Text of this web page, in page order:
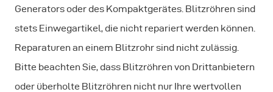
Generators oder des Kompaktgerätes. Blitzröhren sind
stets Einwegartikel, die nicht repariert werden können.
Reparaturen an einem Blitzrohr sind nicht zulässig.
Bitte beachten Sie, dass Blitzröhren von Drittanbietern
oder überholte Blitzröhren nicht nur Ihre wertvollen